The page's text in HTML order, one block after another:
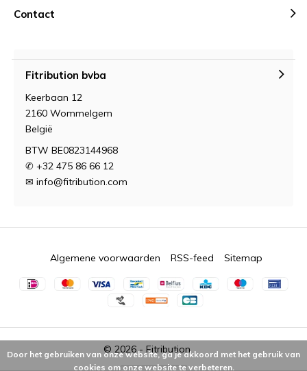
Contact
Fitribution bvba
Keerbaan 12
2160 Wommelgem
België
BTW BE0823144968
✆ +32 475 86 66 12
✉ info@fitribution.com
© 2026 - Fitribution
Algemene voorwaarden RSS-feed Sitemap
Door het gebruiken van onze website, ga je akkoord met het gebruik van
cookies om onze website te verbeteren.